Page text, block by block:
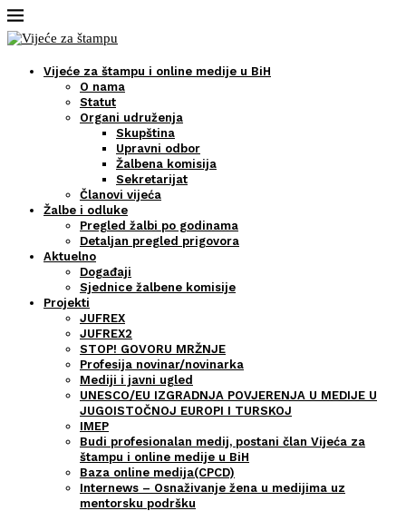
Vijeće za štampu i online medije u BiH
O nama
Statut
Organi udruženja
Skupština
Upravni odbor
Žalbena komisija
Sekretarijat
Članovi vijeća
Žalbe i odluke
Pregled žalbi po godinama
Detaljan pregled prigovora
Aktuelno
Događaji
Sjednice žalbene komisije
Projekti
JUFREX
JUFREX2
STOP! GOVORU MRŽNJE
Profesija novinar/novinarka
Mediji i javni ugled
UNESCO/EU IZGRADNJA POVJERENJA U MEDIJE U
JUGOISTOČNOJ EUROPI I TURSKOJ
IMEP
Budi profesionalan medij, postani član Vijeća za
štampu i online medije u BiH
Baza online medija(CPCD)
Internews – Osnaživanje žena u medijima uz
mentorsku podršku